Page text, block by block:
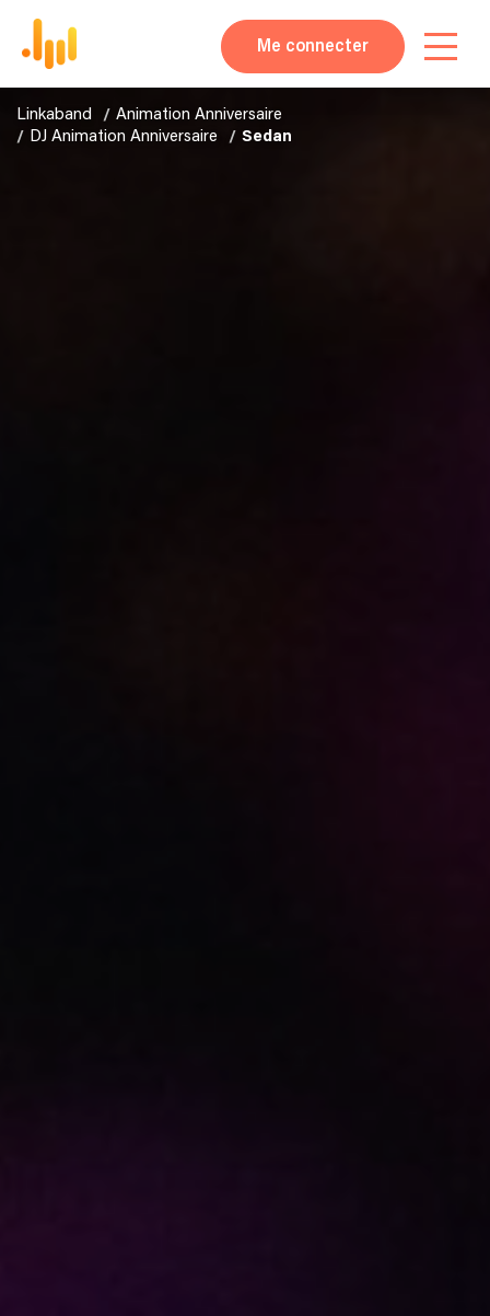
Me connecter
Linkaband
Animation Anniversaire
DJ Animation Anniversaire
Sedan